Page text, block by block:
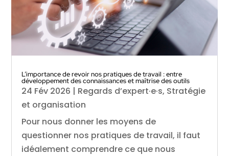
L’importance de revoir nos pratiques de travail : entre
développement des connaissances et maîtrise des outils
24 Fév 2026 | Regards d’expert·e·s, Stratégie
et organisation
Pour nous donner les moyens de
questionner nos pratiques de travail, il faut
idéalement comprendre ce que nous